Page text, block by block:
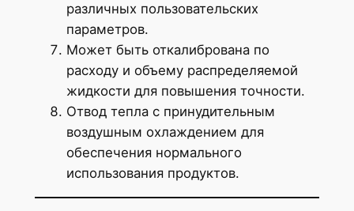
различных пользовательских
параметров.
Может быть откалибрована по
расходу и объему распределяемой
жидкости для повышения точности.
Отвод тепла с принудительным
воздушным охлаждением для
обеспечения нормального
использования продуктов.